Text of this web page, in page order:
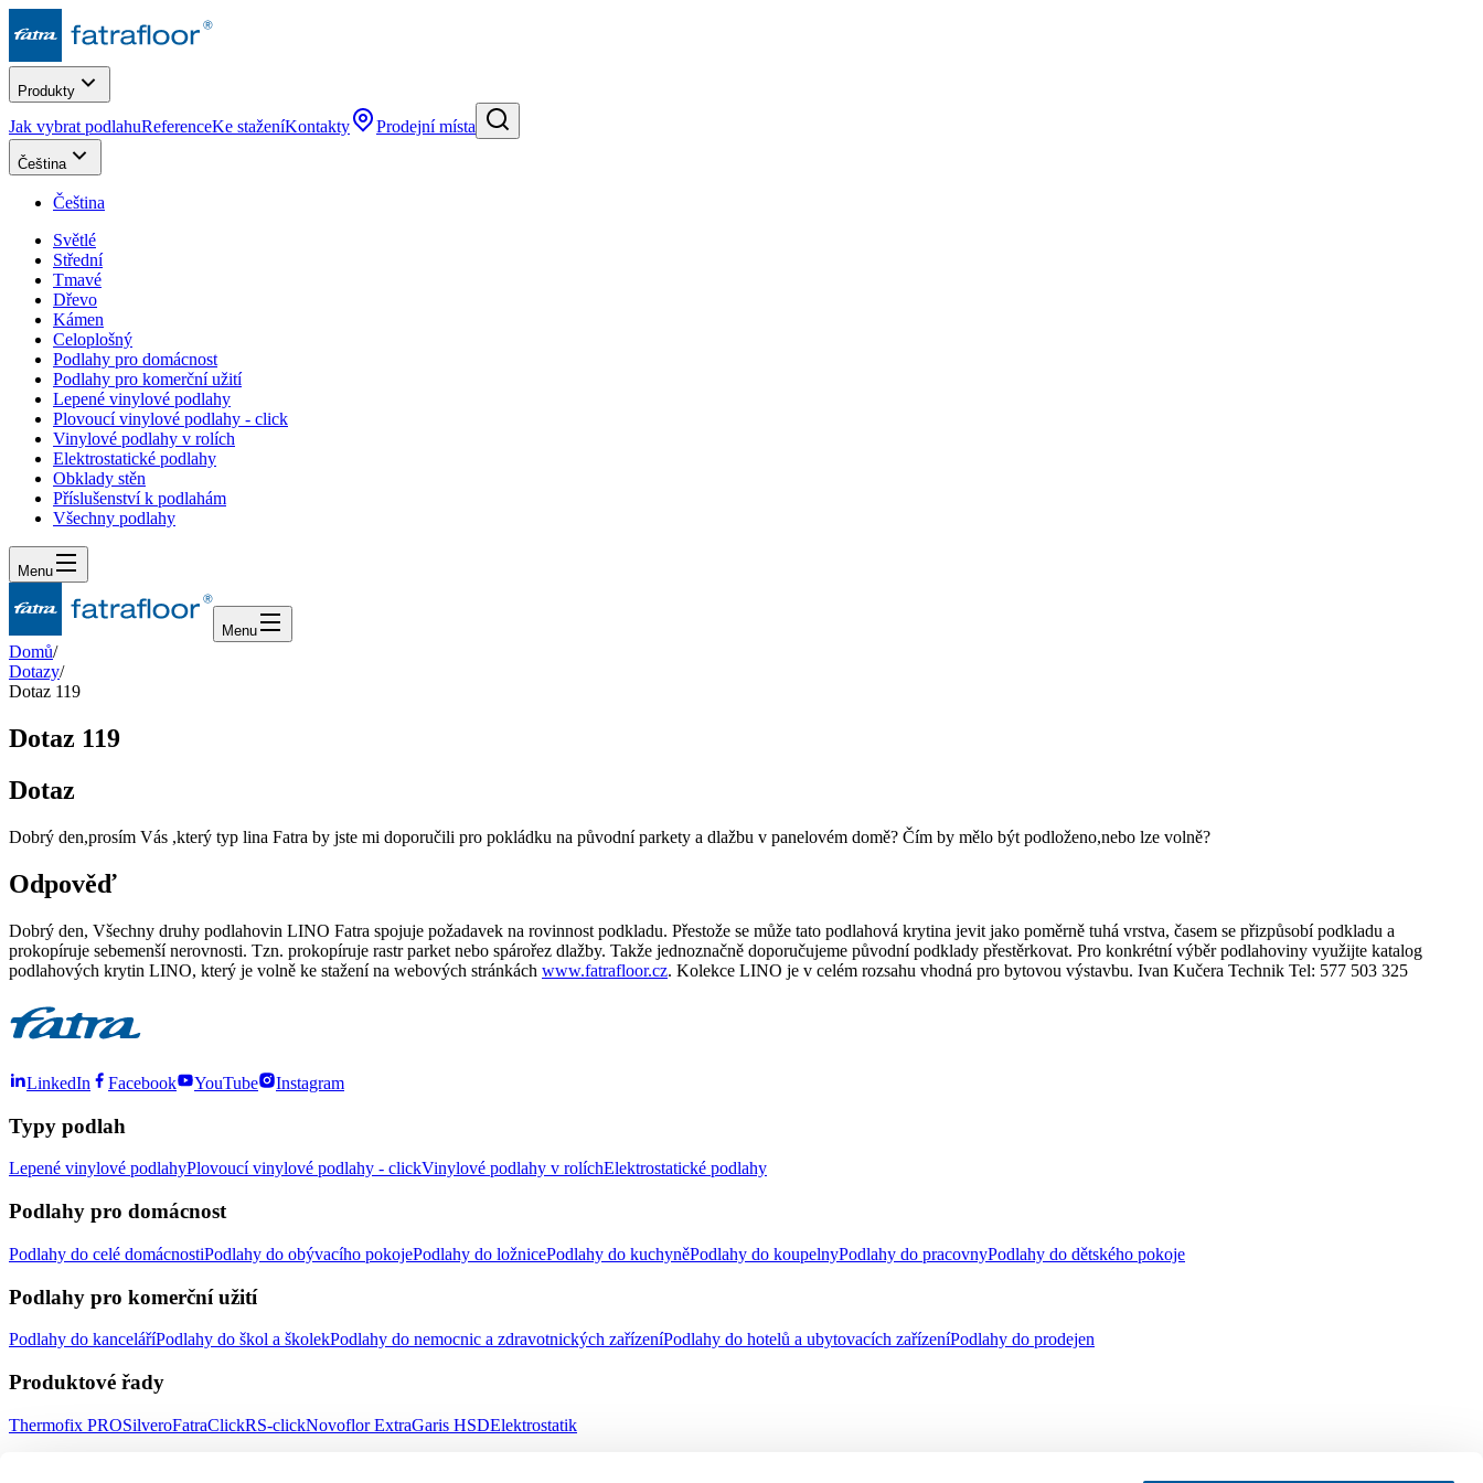
Produkty
Jak vybrat podlahuReferenceKe staženíKontakty Prodejní místa
Čeština
Čeština
Světlé
Střední
Tmavé
Dřevo
Kámen
Celoplošný
Podlahy pro domácnost
Podlahy pro komerční užití
Lepené vinylové podlahy
Plovoucí vinylové podlahy - click
Vinylové podlahy v rolích
Elektrostatické podlahy
Obklady stěn
Příslušenství k podlahám
Všechny podlahy
Menu
Menu
Domů/
Dotazy/
Dotaz 119
Dotaz 119
Dotaz
Dobrý den,prosím Vás ,který typ lina Fatra by jste mi doporučili pro pokládku na původní parkety a dlažbu v panelovém domě? Čím by mělo být podloženo,nebo lze volně?
Odpověď
Dobrý den, Všechny druhy podlahovin LINO Fatra spojuje požadavek na rovinnost podkladu. Přestože se může tato podlahová krytina jevit jako poměrně tuhá vrstva, časem se přizpůsobí podkladu a
prokopíruje sebemenší nerovnosti. Tzn. prokopíruje rastr parket nebo spárořez dlažby. Takže jednoznačně doporučujeme původní podklady přestěrkovat. Pro konkrétní výběr podlahoviny využijte katalog
podlahových krytin LINO, který je volně ke stažení na webových stránkách www.fatrafloor.cz. Kolekce LINO je v celém rozsahu vhodná pro bytovou výstavbu. Ivan Kučera Technik Tel: 577 503 325
LinkedIn Facebook YouTube Instagram
Typy podlah
Lepené vinylové podlahyPlovoucí vinylové podlahy - clickVinylové podlahy v rolíchElektrostatické podlahy
Podlahy pro domácnost
Podlahy do celé domácnostiPodlahy do obývacího pokojePodlahy do ložnicePodlahy do kuchyněPodlahy do koupelnyPodlahy do pracovnyPodlahy do dětského pokoje
Podlahy pro komerční užití
Podlahy do kanceláříPodlahy do škol a školekPodlahy do nemocnic a zdravotnických zařízeníPodlahy do hotelů a ubytovacích zařízeníPodlahy do prodejen
Produktové řady
Thermofix PROSilveroFatraClickRS-clickNovoflor ExtraGaris HSDElektrostatik